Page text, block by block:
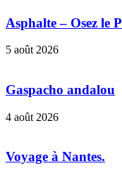
Asphalte – Osez le
5 août 2026
Gaspacho andalou
4 août 2026
Voyage à Nantes.